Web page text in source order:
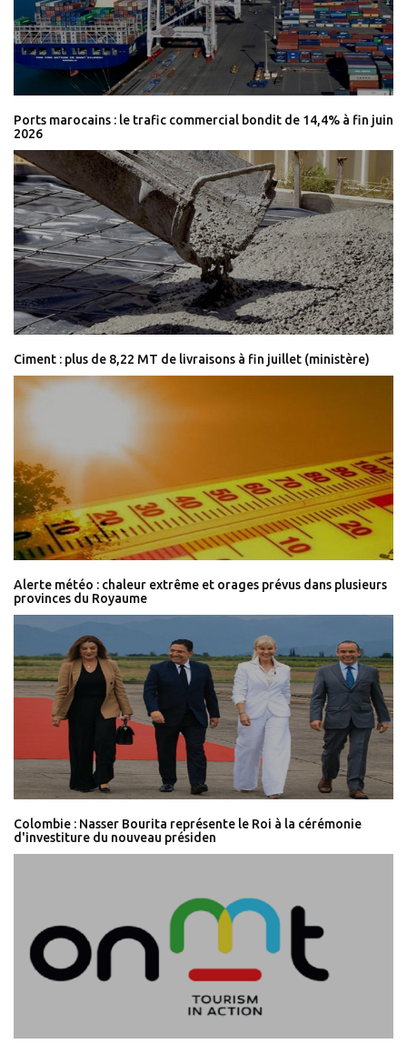
Ports marocains : le trafic commercial bondit de 14,4% à fin juin
2026
Ciment : plus de 8,22 MT de livraisons à fin juillet (ministère)
Alerte météo : chaleur extrême et orages prévus dans plusieurs
provinces du Royaume
Colombie : Nasser Bourita représente le Roi à la cérémonie
d'investiture du nouveau présiden